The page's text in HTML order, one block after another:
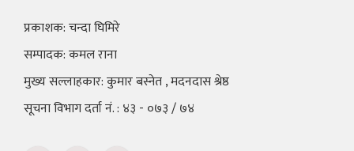
प्रकाशक: चन्दा घिमिरे
सम्पादक: कमल राना
मुख्य सल्लाहकार: कुमार बस्नेत , मदनदास श्रेष्ठ
सूचना विभाग दर्ता नं. : ४३ - ०७३ / ७४